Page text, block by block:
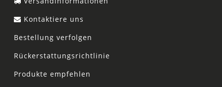
Kontaktiere uns
Bestellung verfolgen
Rückerstattungsrichtlinie
Produkte empfehlen